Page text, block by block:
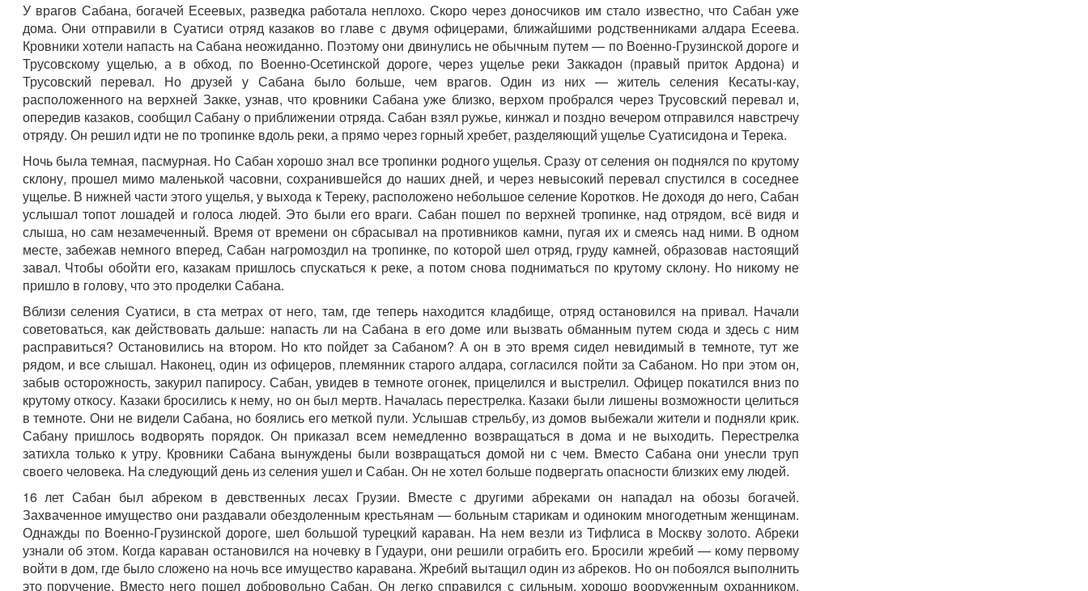
У врагов Сабана, богачей Есеевых, разведка работала неплохо. Скоро через доносчиков им стало известно, что Сабан уже
дома. Они отправили в Суатиси отряд казаков во главе с двумя офицерами, ближайшими родственниками алдара Есеева.
Кровники хотели напасть на Сабана неожиданно. Поэтому они двинулись не обычным путем — по Военно-Грузинской дороге и
Трусовскому ущелью, а в обход, по Военно-Осетинской дороге, через ущелье реки Заккадон (правый приток Ардона) и
Трусовский перевал. Но друзей у Сабана было больше, чем врагов. Один из них — житель селения Кесаты-кау,
расположенного на верхней Закке, узнав, что кровники Сабана уже близко, верхом пробрался через Трусовский перевал и,
опередив казаков, сообщил Сабану о приближении отряда. Сабан взял ружье, кинжал и поздно вечером отправился навстречу
отряду. Он решил идти не по тропинке вдоль реки, а прямо через горный хребет, разделяющий ущелье Суатисидона и Терека.
Ночь была темная, пасмурная. Но Сабан хорошо знал все тропинки родного ущелья. Сразу от селения он поднялся по крутому
склону, прошел мимо маленькой часовни, сохранившейся до наших дней, и через невысокий перевал спустился в соседнее
ущелье. В нижней части этого ущелья, у выхода к Тереку, расположено небольшое селение Коротков. Не доходя до него, Сабан
услышал топот лошадей и голоса людей. Это были его враги. Сабан пошел по верхней тропинке, над отрядом, всё видя и
слыша, но сам незамеченный. Время от времени он сбрасывал на противников камни, пугая их и смеясь над ними. В одном
месте, забежав немного вперед, Сабан нагромоздил на тропинке, по которой шел отряд, груду камней, образовав настоящий
завал. Чтобы обойти его, казакам пришлось спускаться к реке, а потом снова подниматься по крутому склону. Но никому не
пришло в голову, что это проделки Сабана.
Вблизи селения Суатиси, в ста метрах от него, там, где теперь находится кладбище, отряд остановился на привал. Начали
советоваться, как действовать дальше: напасть ли на Сабана в его доме или вызвать обманным путем сюда и здесь с ним
расправиться? Остановились на втором. Но кто пойдет за Сабаном? А он в это время сидел невидимый в темноте, тут же
рядом, и все слышал. Наконец, один из офицеров, племянник старого алдара, согласился пойти за Сабаном. Но при этом он,
забыв осторожность, закурил папиросу. Сабан, увидев в темноте огонек, прицелился и выстрелил. Офицер покатился вниз по
крутому откосу. Казаки бросились к нему, но он был мертв. Началась перестрелка. Казаки были лишены возможности целиться
в темноте. Они не видели Сабана, но боялись его меткой пули. Услышав стрельбу, из домов выбежали жители и подняли крик.
Сабану пришлось водворять порядок. Он приказал всем немедленно возвращаться в дома и не выходить. Перестрелка
затихла только к утру. Кровники Сабана вынуждены были возвращаться домой ни с чем. Вместо Сабана они унесли труп
своего человека. На следующий день из селения ушел и Сабан. Он не хотел больше подвергать опасности близких ему людей.
16 лет Сабан был абреком в девственных лесах Грузии. Вместе с другими абреками он нападал на обозы богачей.
Захваченное имущество они раздавали обездоленным крестьянам — больным старикам и одиноким многодетным женщинам.
Однажды по Военно-Грузинской дороге, шел большой турецкий караван. На нем везли из Тифлиса в Москву золото. Абреки
узнали об этом. Когда караван остановился на ночевку в Гудаури, они решили ограбить его. Бросили жребий — кому первому
войти в дом, где было сложено на ночь все имущество каравана. Жребий вытащил один из абреков. Но он побоялся выполнить
это поручение. Вместо него пошел добровольно Сабан. Он легко справился с сильным, хорошо вооруженным охранником.